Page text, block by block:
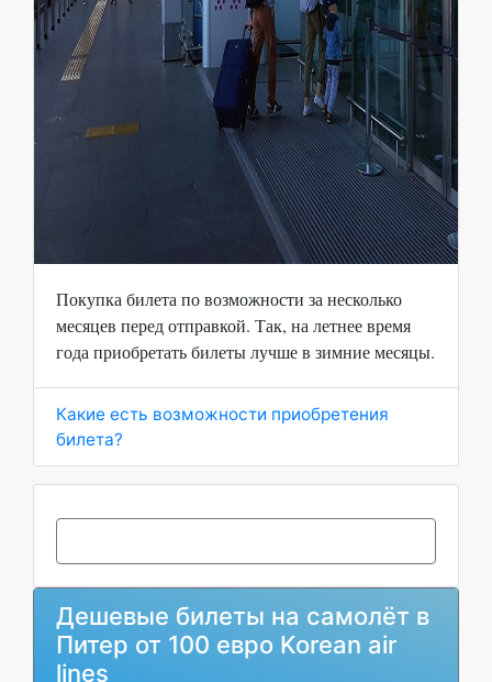
Покупка билета по возможности за несколько
месяцев перед отправкой. Так, на летнее время
года приобретать билеты лучше в зимние месяцы.
Какие есть возможности приобретения
билета?
Дешевые билеты на самолёт в
Питер от 100 евро Korean air
lines